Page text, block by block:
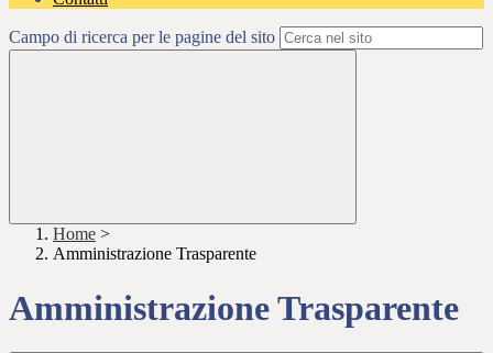
Campo di ricerca per le pagine del sito
Home >
Amministrazione Trasparente
Amministrazione Trasparente